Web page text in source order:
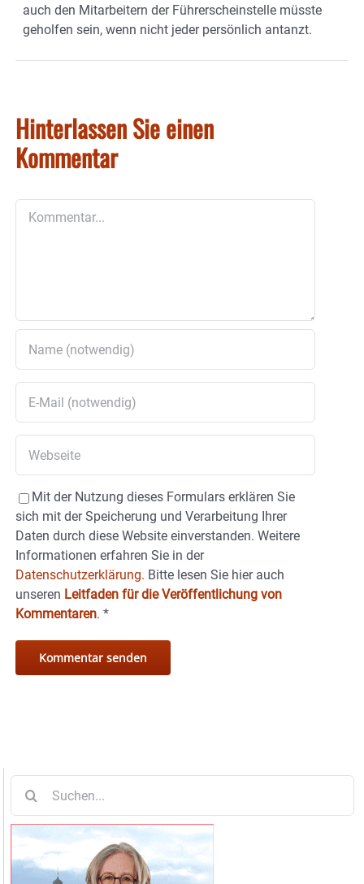
auch den Mitarbeitern der Führerscheinstelle müsste
geholfen sein, wenn nicht jeder persönlich antanzt.
Hinterlassen Sie einen
Kommentar
Mit der Nutzung dieses Formulars erklären Sie
sich mit der Speicherung und Verarbeitung Ihrer
Daten durch diese Website einverstanden. Weitere
Informationen erfahren Sie in der
Datenschutzerklärung. Bitte lesen Sie hier auch
unseren Leitfaden für die Veröffentlichung von
Kommentaren. *
nach: